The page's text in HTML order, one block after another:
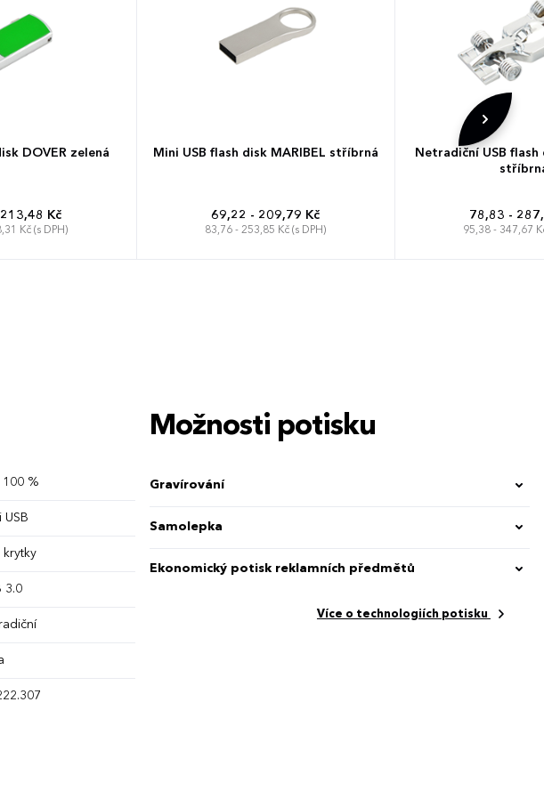
DOVER zelená
Kč
Kč (s DPH)
Mini USB flash disk MARIBEL stříbrná
69,22 - 209,79 Kč
83,76 - 253,85 Kč (s DPH)
Netradiční USB flash
78,83 -
95,38 - 347,67
100 %
USB
krytky
3.0
Možnosti potisku
Gravírování
Samolepka
Ekonomický potisk reklamních předmětů
Více o technologiích potisku